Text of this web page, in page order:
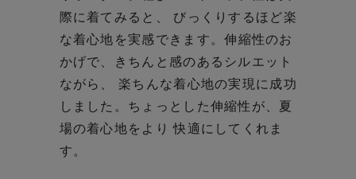
際に着てみると、 びっくりするほど楽
な着心地を実感できます。伸縮性のお
かげで、きちんと感のあるシルエット
ながら、 楽ちんな着心地の実現に成功
しました。 ちょっとした伸縮性が、夏
場の着心地をより 快適にしてくれま
す。